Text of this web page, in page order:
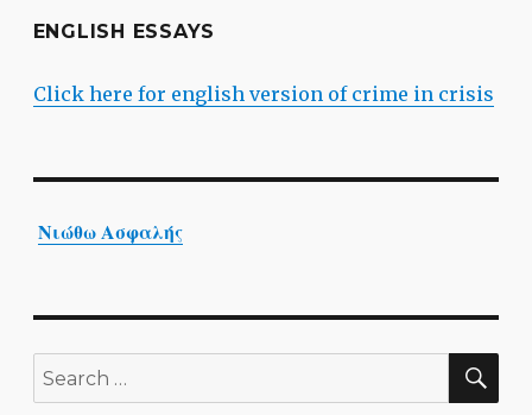
ENGLISH ESSAYS
Click here for english version of crime in crisis
Νιώθω Ασφαλής
Search
for: